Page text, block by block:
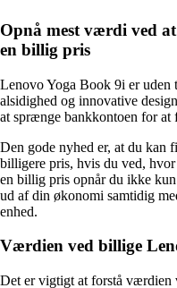
Opnå mest værdi ved
en billig pris
Lenovo Yoga Book 9i er uden
alsidighed og innovative
at sprænge bankkontoen for at
Den gode nyhed er, at du kan
billigere pris, hvis du ved,
en billig pris opnår du ikke kun
ud af din økonomi samtidig
enhed.
Værdien ved billige
Det er vigtigt at forstå værdien